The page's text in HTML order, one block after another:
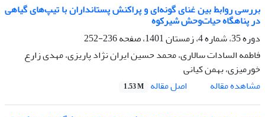
بررسی روابط بین غنای گونه‌ای و پراکنش پستانداران با تیپ‌های گیاهی
در پناهگاه حیات‌وحش شیرکوه
دوره 35، شماره 4، زمستان 1401، صفحه
236-252
فاطمه السادات سالاری، محمد حسین ایران نژاد پاریزی، مهدی زارع
خورمیزی، بهمن کیانی
مشاهده مقاله
اصل مقاله 1.53 M